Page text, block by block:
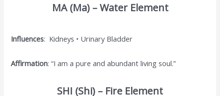
MA (Ma) – Water Element
Influences: Kidneys • Urinary Bladder
Affirmation: “I am a pure and abundant living soul.”
SHI (Shi) – Fire Element